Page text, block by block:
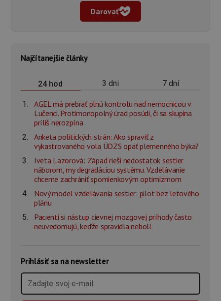
Darovať
Najčítanejšie články
24 hod 3 dni 7 dní
AGEL má prebrať plnú kontrolu nad nemocnicou v
Lučenci. Protimonopolný úrad posúdi, či sa skupina
príliš nerozpína
Anketa politických strán: Ako spraviť z
vykastrovaného vola ÚDZS opäť plemenného býka?
Iveta Lazorová: Západ rieši nedostatok sestier
náborom, my degradáciou systému. Vzdelávanie
chceme zachrániť spomienkovým optimizmom
Nový model vzdelávania sestier: pilot bez letového
plánu
Pacienti si nástup cievnej mozgovej príhody často
neuvedomujú, keďže spravidla nebolí
Prihlásiť sa na newsletter